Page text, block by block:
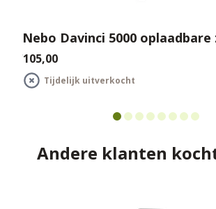
Nebo Davinci 5000 oplaadbare
€105,00
Tijdelijk uitverkocht
Andere klanten